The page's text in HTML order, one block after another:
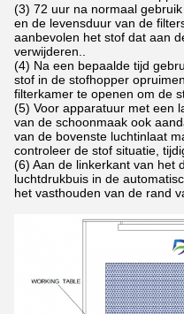
(3) 72 uur na normaal
en de levensduur van de
aanbevolen het stof dat aan
verwijderen..
(4) Na een bepaalde tijd
stof in de stofhopper
filterkamer te openen om de
(5) Voor apparatuur met een
van de schoonmaak ook
van de bovenste luchtinlaat
controleer de stof situatie,
(6) Aan de linkerkant van het
luchtdrukbuis in de
het vasthouden van de rand